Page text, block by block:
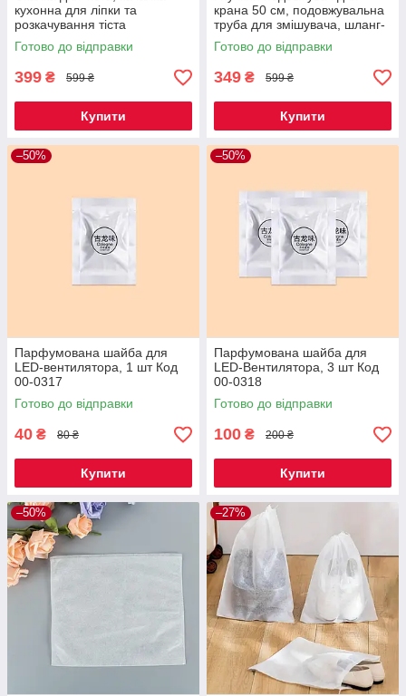
кухонна для ліпки та
розкачування тіста
дерев'яна, прес для
вареників Код 00-0881
Готово до відправки
399 ₴ 599 ₴
Купити
крана 50 см, подовжувальна
труба для змішувача, шланг-
подвжувач оранжевий Код
66-0004
Готово до відправки
349 ₴ 599 ₴
Купити
–50%
Парфумована шайба для
LED-вентилятора, 1 шт Код
00-0317
Готово до відправки
40 ₴ 80 ₴
Купити
–50%
Парфумована шайба для
LED-Вентилятора, 3 шт Код
00-0318
Готово до відправки
100 ₴ 200 ₴
Купити
–50% –27%